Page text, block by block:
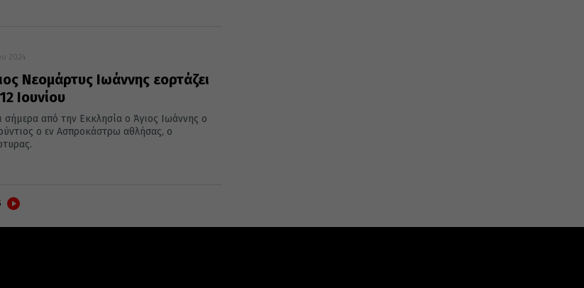
2024
Νεομάρτυς Ιωάννης εορτάζει
Ιουνίου
σήμερα από την Εκκλησία ο Άγιος Ιωάννης ο
ο εν Ασπροκάστρω αθλήσας, ο